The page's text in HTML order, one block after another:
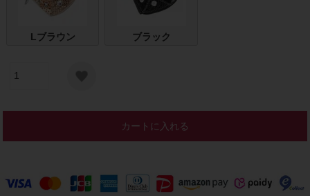
Lブラウン ブラック
カートに入れる